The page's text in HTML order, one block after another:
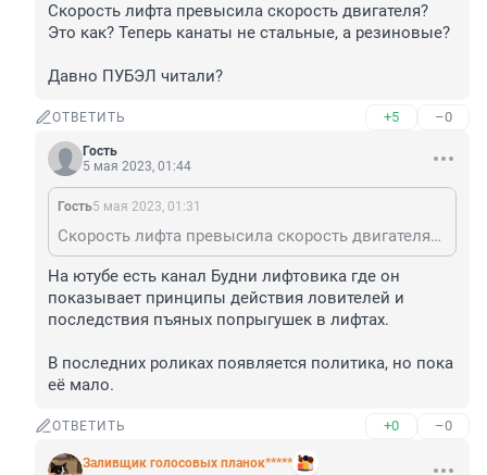
Скорость лифта превысила скорость двигателя?
Это как? Теперь канаты не стальные, а резиновые?
Давно ПУБЭЛ читали?
ОТВЕТИТЬ +5 –0
Гость
5 мая 2023, 01:44
Гость5 мая 2023, 01:31
Скорость лифта превысила скорость двигателя? Это как? Теперь канаты не стальные, а резиновые? Давно ПУБЭЛ читали?
На ютубе есть канал Будни лифтовика где он
показывает принципы действия ловителей и
последствия пъяных попрыгушек в лифтах.
В последних роликах появляется политика, но пока
её мало.
ОТВЕТИТЬ +0 –0
Заливщик голосовых планок*****